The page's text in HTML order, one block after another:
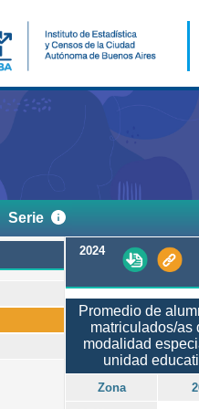
Serie
2024
Promedio de
matriculados/as
modalidad
unidad
Zona